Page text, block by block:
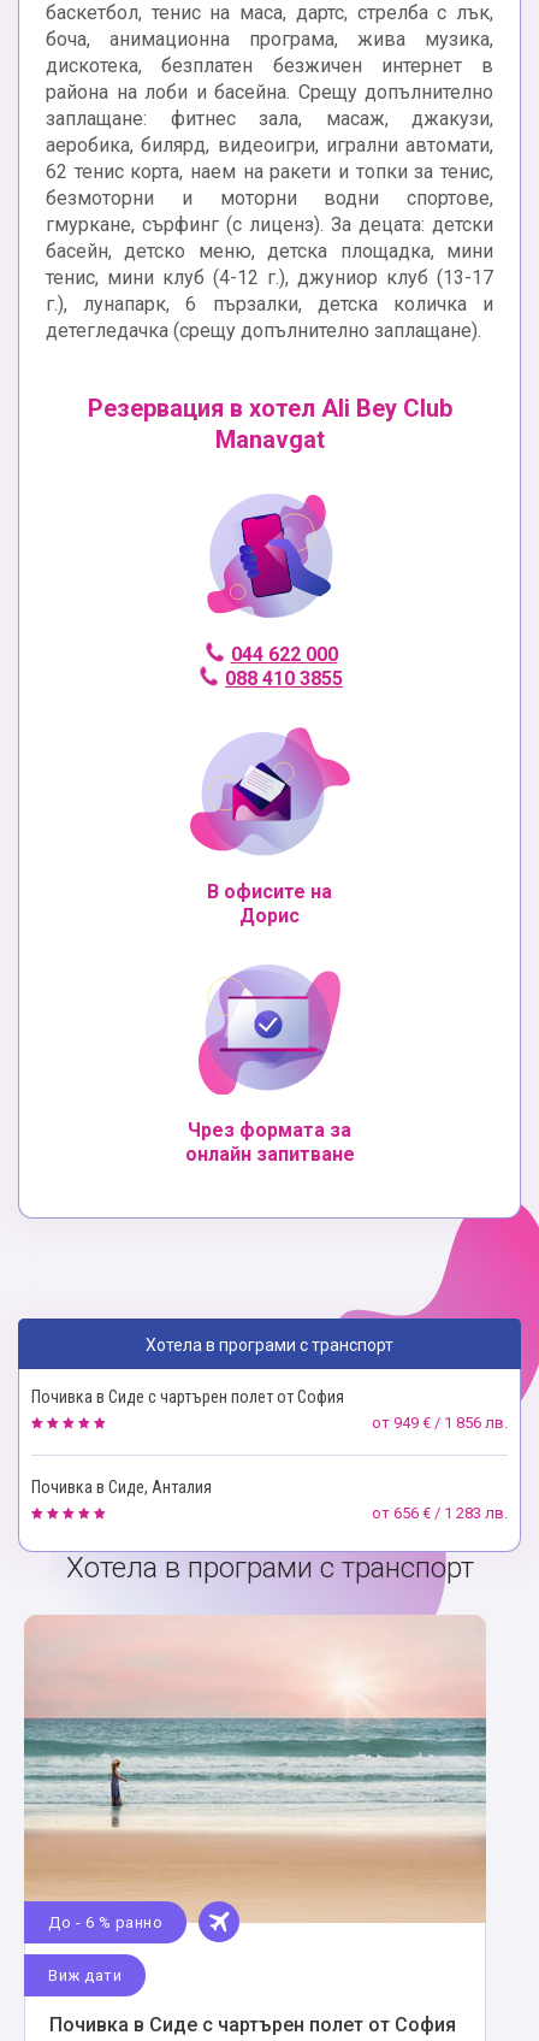
баскетбол, тенис на маса, дартс, стрелба с лък,
боча, анимационна програма, жива музика,
дискотека, безплатен безжичен интернет в
района на лоби и басейна. Срещу допълнително
заплащане: фитнес зала, масаж, джакузи,
аеробика, билярд, видеоигри, игрални автомати,
62 тенис корта, наем на ракети и топки за тенис,
безмоторни и моторни водни спортове,
гмуркане, сърфинг (с лиценз). За децата: детски
басейн, детско меню, детска площадка, мини
тенис, мини клуб (4-12 г.), джуниор клуб (13-17
г.), лунапарк, 6 пързалки, детска количка и
детегледачка (срещу допълнително заплащане).
Резервация в хотел Ali Bey Club
Manavgat
044 622 000
088 410 3855
В офисите на
Дорис
Чрез формата за
онлайн запитване
Хотела в програми с транспорт
Почивка в Сиде с чартърен полет от София
от 949 € / 1 856 лв.
Почивка в Сиде, Анталия
от 656 € / 1 283 лв.
Хотела в програми с транспорт
До - 6 % ранно
Виж дати
Почивка в Сиде с чартърен полет от София